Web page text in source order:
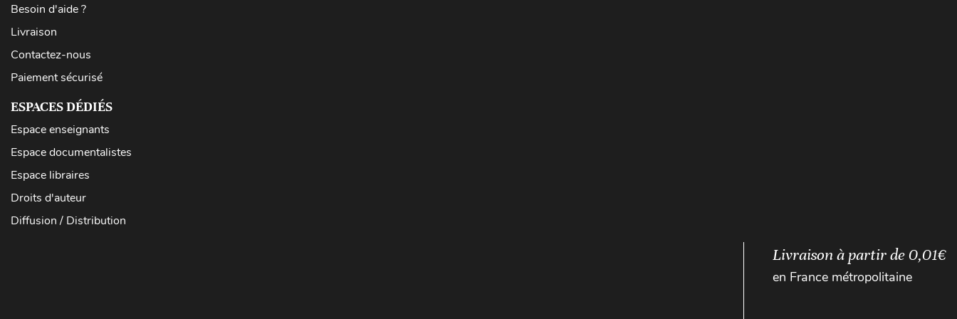
Besoin d'aide ?
Livraison
Contactez-nous
Paiement sécurisé
ESPACES DÉDIÉS
Espace enseignants
Espace documentalistes
Espace libraires
Droits d'auteur
Diffusion / Distribution
Livraison à partir de 0,01€
en France métropolitaine